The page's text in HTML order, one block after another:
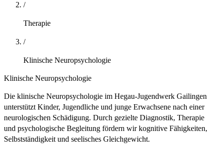
/
Therapie
/
Klinische Neuropsychologie
Klinische Neuropsychologie
Die klinische Neuropsychologie im Hegau-Jugendwerk Gailingen
unterstützt Kinder, Jugendliche und junge Erwachsene nach einer
neurologischen Schädigung. Durch gezielte Diagnostik, Therapie
und psychologische Begleitung fördern wir kognitive Fähigkeiten,
Selbstständigkeit und seelisches Gleichgewicht.